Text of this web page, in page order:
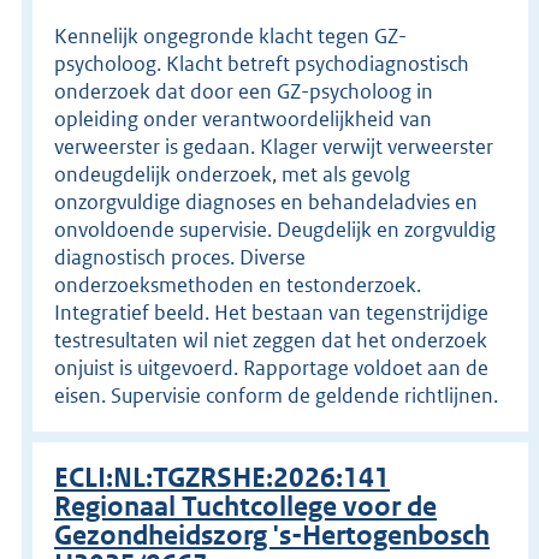
Kennelijk ongegronde klacht tegen GZ-
psycholoog. Klacht betreft psychodiagnostisch
onderzoek dat door een GZ-psycholoog in
opleiding onder verantwoordelijkheid van
verweerster is gedaan. Klager verwijt verweerster
ondeugdelijk onderzoek, met als gevolg
onzorgvuldige diagnoses en behandeladvies en
onvoldoende supervisie. Deugdelijk en zorgvuldig
diagnostisch proces. Diverse
onderzoeksmethoden en testonderzoek.
Integratief beeld. Het bestaan van tegenstrijdige
testresultaten wil niet zeggen dat het onderzoek
onjuist is uitgevoerd. Rapportage voldoet aan de
eisen. Supervisie conform de geldende richtlijnen.
ECLI:NL:TGZRSHE:2026:141
Regionaal Tuchtcollege voor de
Gezondheidszorg 's-Hertogenbosch